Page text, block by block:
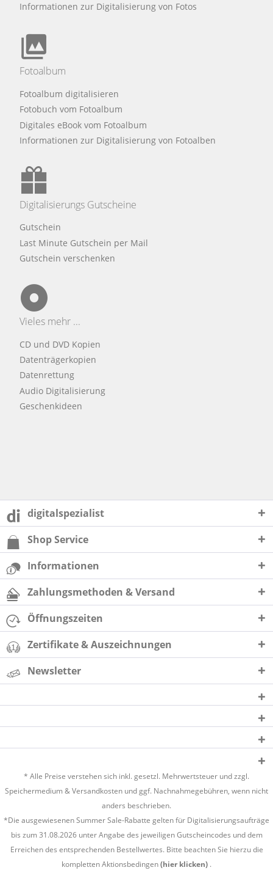
Informationen zur Digitalisierung von Fotos
Fotoalbum
Fotoalbum digitalisieren
Fotobuch vom Fotoalbum
Digitales eBook vom Fotoalbum
Informationen zur Digitalisierung von Fotoalben
Digitalisierungs Gutscheine
Gutschein
Last Minute Gutschein per Mail
Gutschein verschenken
Vieles mehr ...
CD und DVD Kopien
Datenträgerkopien
Datenrettung
Audio Digitalisierung
Geschenkideen
digitalspezialist
Shop Service
Informationen
Zahlungsmethoden & Versand
Öffnungszeiten
Zertifikate & Auszeichnungen
Newsletter
* Alle Preise verstehen sich inkl. gesetzl. Mehrwertsteuer und zzgl.
Speichermedium &Versandkosten und ggf. Nachnahmegebühren, wenn nicht
anders beschrieben.
*Die ausgewiesenen Summer Sale-Rabatte gelten für Digitalisierungsaufträge
bis zum 31.08.2026 unter Angabe des jeweiligen Gutscheincodes und dem
Erreichen des entsprechenden Bestellwertes. Bitte beachten Sie hierzu die
kompletten Aktionsbedingen(hier klicken) .